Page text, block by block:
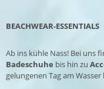
BEACHWEAR-ESSENTIALS
Ab ins kühle Nass! Bei uns
Badeschuhe bis hin zu
gelungenen Tag am